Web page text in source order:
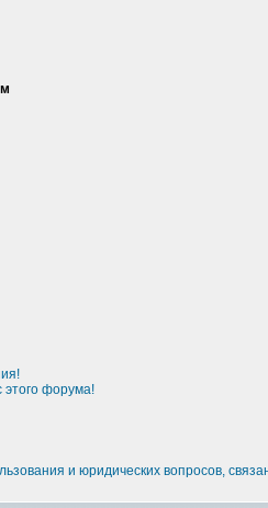
этого форума!
и юридических вопросов,